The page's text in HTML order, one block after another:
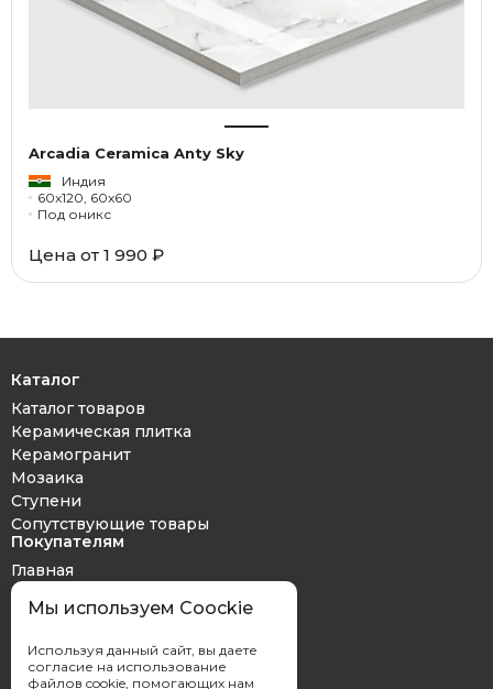
Arcadia Ceramica Anty Sky
Индия
60x120, 60x60
Под оникс
Цена от 1 990 ₽
Каталог
Каталог товаров
Керамическая плитка
Керамогранит
Мозаика
Ступени
Сопутствующие товары
Покупателям
Главная
Дизайн проект
Оплата и доставка
Контакты
Мы используем Coockie
Используя данный сайт, вы даете
согласие на использование
файлов cookie, помогающих нам